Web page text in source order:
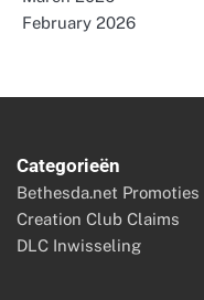
February 2026
Categorieën
Bethesda.net Promoties
Creation Club Claims
DLC Inwisseling